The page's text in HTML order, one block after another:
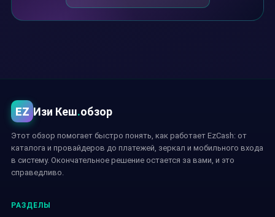
EZ Изи Кеш.обзор
Этот обзор помогает быстро понять, как работает EzCash: от
каталога и провайдеров до платежей, зеркал и мобильного входа
в систему. Окончательное решение остается за вами, и это
справедливо.
РАЗДЕЛЫ